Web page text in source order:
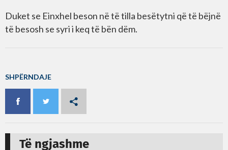
Duket se Einxhel beson në të tilla besëtytni që të bëjnë
të besosh se syri i keq të bën dëm.
SHPËRNDAJE
Të ngjashme